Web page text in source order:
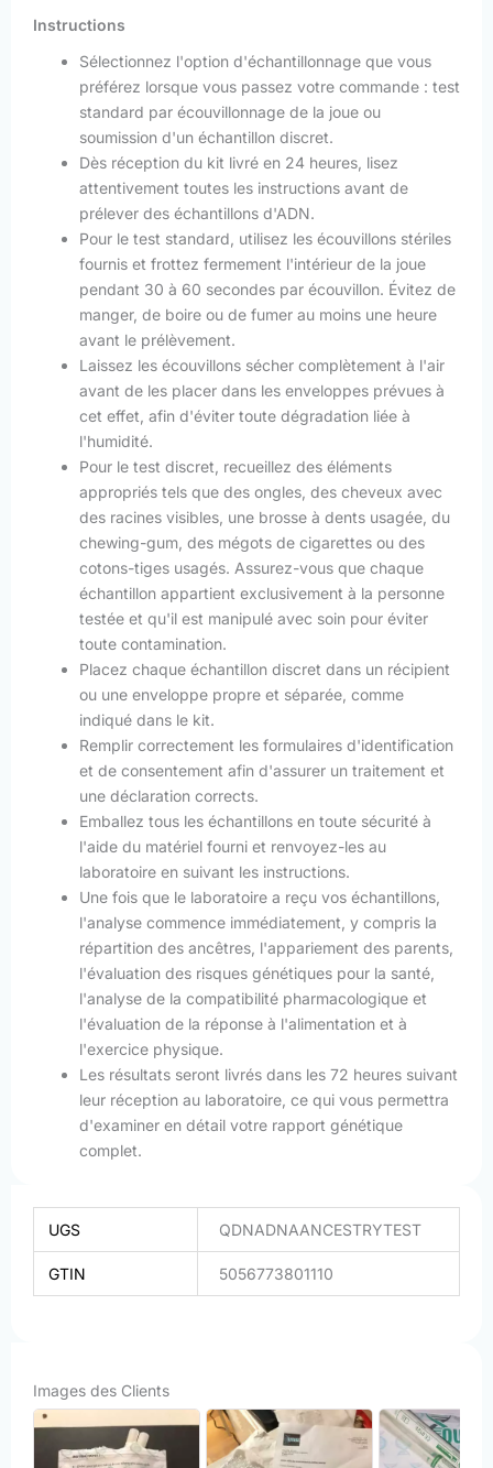
Instructions
Sélectionnez l'option d'échantillonnage que vous
préférez lorsque vous passez votre commande : test
standard par écouvillonnage de la joue ou
soumission d'un échantillon discret.
Dès réception du kit livré en 24 heures, lisez
attentivement toutes les instructions avant de
prélever des échantillons d'ADN.
Pour le test standard, utilisez les écouvillons stériles
fournis et frottez fermement l'intérieur de la joue
pendant 30 à 60 secondes par écouvillon. Évitez de
manger, de boire ou de fumer au moins une heure
avant le prélèvement.
Laissez les écouvillons sécher complètement à l'air
avant de les placer dans les enveloppes prévues à
cet effet, afin d'éviter toute dégradation liée à
l'humidité.
Pour le test discret, recueillez des éléments
appropriés tels que des ongles, des cheveux avec
des racines visibles, une brosse à dents usagée, du
chewing-gum, des mégots de cigarettes ou des
cotons-tiges usagés. Assurez-vous que chaque
échantillon appartient exclusivement à la personne
testée et qu'il est manipulé avec soin pour éviter
toute contamination.
Placez chaque échantillon discret dans un récipient
ou une enveloppe propre et séparée, comme
indiqué dans le kit.
Remplir correctement les formulaires d'identification
et de consentement afin d'assurer un traitement et
une déclaration corrects.
Emballez tous les échantillons en toute sécurité à
l'aide du matériel fourni et renvoyez-les au
laboratoire en suivant les instructions.
Une fois que le laboratoire a reçu vos échantillons,
l'analyse commence immédiatement, y compris la
répartition des ancêtres, l'appariement des parents,
l'évaluation des risques génétiques pour la santé,
l'analyse de la compatibilité pharmacologique et
l'évaluation de la réponse à l'alimentation et à
l'exercice physique.
Les résultats seront livrés dans les 72 heures suivant
leur réception au laboratoire, ce qui vous permettra
d'examiner en détail votre rapport génétique
complet.
UGS QDNADNAANCESTRYTEST
GTIN 5056773801110
Images des Clients